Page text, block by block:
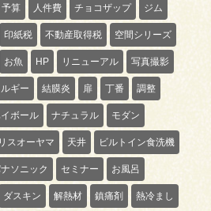
予算 人件費 チョコザップ ジム
印紙税 不動産取得税 空間シリーズ
お魚 HP リニューアル 写真撮影
ギー 結膜炎 扉 丁番 調整
ボール ナチュラル モダン
スオーヤマ 天井 ビルトイン食洗機
ソニック セミナー お風呂
ダスキン 解熱材 鎮痛剤 熱冷まし